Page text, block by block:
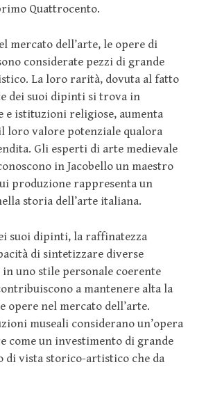
Quattrocento.
mercato dell’arte, le opere di
considerate pezzi di grande
La loro rarità, dovuta al fatto
dei suoi dipinti si trova in
e istituzioni religiose, aumenta
loro valore potenziale qualora
Gli esperti di arte medievale
in Jacobello un maestro
produzione rappresenta un
storia dell’arte italiana.
suoi dipinti, la raffinatezza
di sintetizzare diverse
uno stile personale coerente
a mantenere alta la
opere nel mercato dell’arte.
museali considerano un’opera
come un investimento di grande
di vista storico-artistico che da